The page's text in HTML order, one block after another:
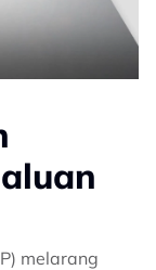
melarang